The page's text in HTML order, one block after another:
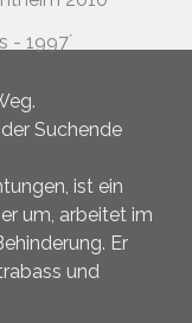
Suchende
ist ein
um, arbeitet im
Er
und